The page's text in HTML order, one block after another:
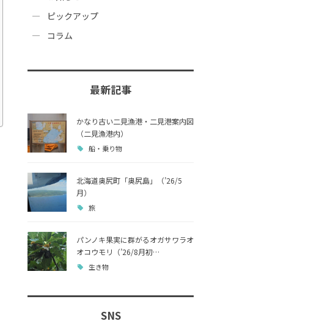
ピックアップ
コラム
最新記事
かなり古い二見漁港・二見港案内図
（二見漁港内）
船・乗り物
北海道奥尻町「奥尻島」（’26/5
月）
旅
パンノキ果実に群がるオガサワラオ
オコウモリ（’26/8月初…
生き物
SNS